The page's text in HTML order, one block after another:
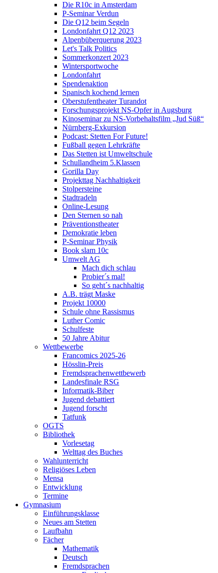
Die R10c in Amsterdam
P-Seminar Verdun
Die Q12 beim Segeln
Londonfahrt Q12 2023
Alpenbüberquerung 2023
Let's Talk Politics
Sommerkonzert 2023
Wintersportwoche
Londonfahrt
Spendenaktion
Spanisch kochend lernen
Oberstufentheater Turandot
Forschungsprojekt NS-Opfer in Augsburg
Kinoseminar zu NS-Vorbehaltsfilm „Jud Süß“
Nürnberg-Exkursion
Podcast: Stetten For Future!
Fußball gegen Lehrkräfte
Das Stetten ist Umweltschule
Schullandheim 5.Klassen
Gorilla Day
Projekttag Nachhaltigkeit
Stolpersteine
Stadtradeln
Online-Lesung
Den Sternen so nah
Präventionstheater
Demokratie leben
P-Seminar Physik
Book slam 10c
Umwelt AG
Mach dich schlau
Probier´s mal!
So geht´s nachhaltig
A.B. trägt Maske
Projekt 10000
Schule ohne Rassismus
Luther Comic
Schulfeste
50 Jahre Abitur
Wettbewerbe
Francomics 2025-26
Hösslin-Preis
Fremdsprachenwettbewerb
Landesfinale RSG
Informatik-Biber
Jugend debattiert
Jugend forscht
Tatfunk
OGTS
Bibliothek
Vorlesetag
Welttag des Buches
Wahlunterricht
Religiöses Leben
Mensa
Entwicklung
Termine
Gymnasium
Einführungsklasse
Neues am Stetten
Laufbahn
Fächer
Mathematik
Deutsch
Fremdsprachen